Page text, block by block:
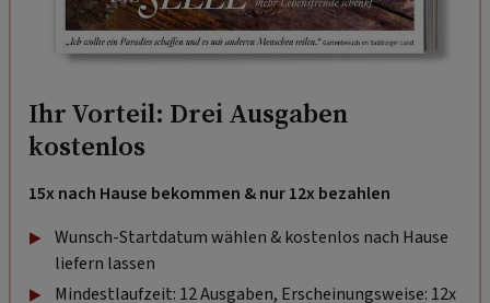
Ihr Vorteil: Drei Ausgaben
kostenlos
15x nach Hause bekommen & nur 12x bezahlen
Wunsch-Startdatum wählen & kostenlos nach Hause
liefern lassen
Mindestlaufzeit: 12 Ausgaben, Erscheinungsweise: 12x